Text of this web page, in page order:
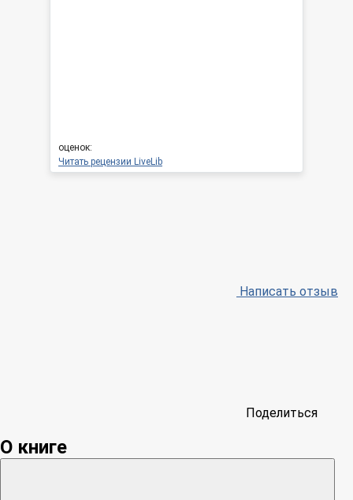
оценок:
Читать рецензии LiveLib
Написать отзыв
Поделиться
О книге